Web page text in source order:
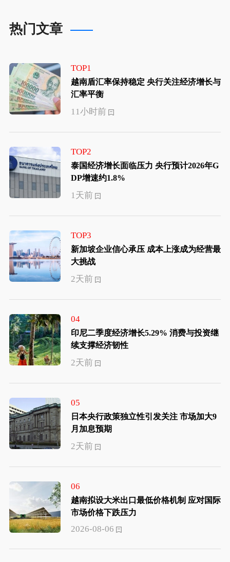
热门文章
TOP1
越南盾汇率保持稳定 央行关注经济增长与
汇率平衡
11小时前
TOP2
泰国经济增长面临压力 央行预计2026年G
DP增速约1.8%
1天前
TOP3
新加坡企业信心承压 成本上涨成为经营最
大挑战
2天前
04
印尼二季度经济增长5.29% 消费与投资继
续支撑经济韧性
2天前
05
日本央行政策独立性引发关注 市场加大9
月加息预期
2天前
06
越南拟设大米出口最低价格机制 应对国际
市场价格下跌压力
2026-08-06